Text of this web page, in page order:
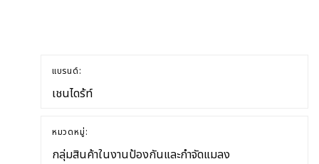
แบรนด์:
เชนไดร้ท์
หมวดหมู่:
กลุ่มสินค้าในงานป้องกันและกำจัดแมลง